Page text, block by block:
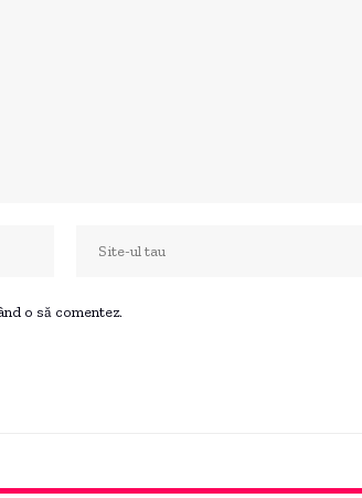
o să comentez.